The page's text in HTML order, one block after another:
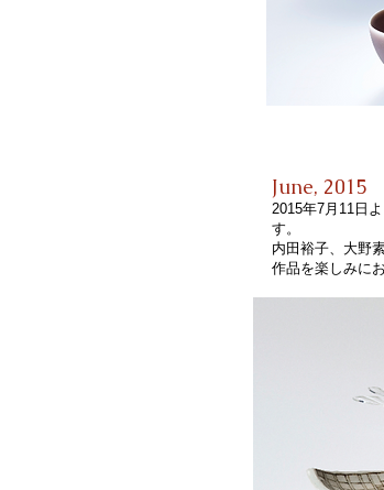
June, 2015
2015年7月11日
す。
内田裕子、大野
作品を楽しみに